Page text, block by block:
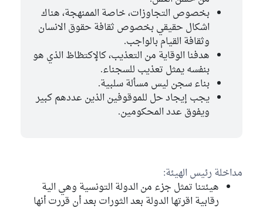
بخصوص التجاوزات، خاصة الممنهجة، هناك
اشكال حقيقي بخصوص ثقافة حقوق الانسان
وثقافة القيام بالواجب.
هدفنا الوقاية من التعذيب، كالإكتظاظ الذي هو
بنفسه يمثل تعذيب للسجناء.
بناء سجن ليس مسألة سلبية.
يجب إيجاد حل للموقوفين الذين عددهم كبير
ويفوق عدد المحكومين.
مداخلة رئيس الهيئة:
هيئتنا تمثل جزء من الدولة التونسية وهي الية
رقابية اقرتها الدولة بعد الثورات بعد أن قررت أنها